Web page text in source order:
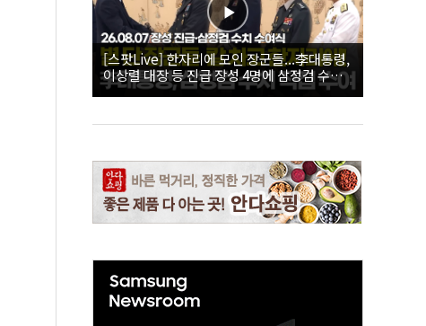
[스팟Live] 한자리에 모인 장군들...李대통령,
이상렬 대장 등 진급 장성 4명에 삼정검 수치
직접 수여｜26.08.07 장성 진급·삼정검 수치